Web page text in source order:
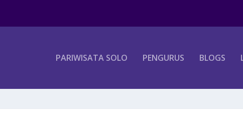
PARIWISATA SOLO PENGURUS BLOGS